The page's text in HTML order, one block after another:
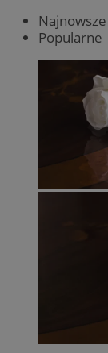
Najnowsze
Popularne